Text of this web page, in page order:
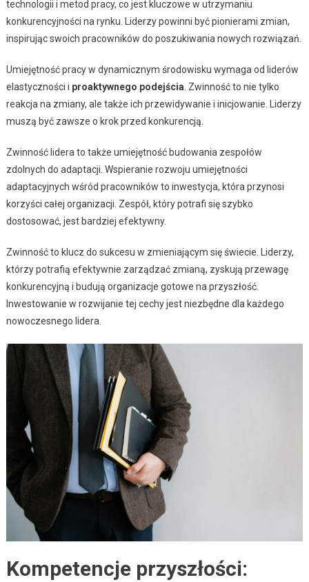
technologii i metod pracy, co jest kluczowe w utrzymaniu
konkurencyjności na rynku. Liderzy powinni być pionierami zmian,
inspirując swoich pracowników do poszukiwania nowych rozwiązań.
Umiejętność pracy w dynamicznym środowisku wymaga od liderów
elastyczności i proaktywnego podejścia . Zwinność to nie tylko
reakcja na zmiany, ale także ich przewidywanie i inicjowanie. Liderzy
muszą być zawsze o krok przed konkurencją.
Zwinność lidera to także umiejętność budowania zespołów
zdolnych do adaptacji. Wspieranie rozwoju umiejętności
adaptacyjnych wśród pracowników to inwestycja, która przynosi
korzyści całej organizacji. Zespół, który potrafi się szybko
dostosować, jest bardziej efektywny.
Zwinność to klucz do sukcesu w zmieniającym się świecie. Liderzy,
którzy potrafią efektywnie zarządzać zmianą, zyskują przewagę
konkurencyjną i budują organizacje gotowe na przyszłość.
Inwestowanie w rozwijanie tej cechy jest niezbędne dla każdego
nowoczesnego lidera.
Kompetencje przyszłości: